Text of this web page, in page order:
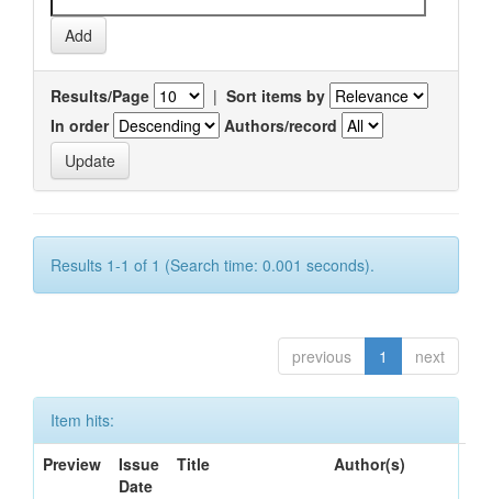
Results/Page | Sort items by
In order
Authors/record
Results 1-1 of 1 (Search time: 0.001 seconds).
previous 1 next
Item hits:
Preview
Issue
Date
Title Author(s)